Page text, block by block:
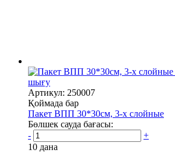
шығу
Артикул: 250007
Қоймада бар
Пакет ВПП 30*30см, 3-х слойные
Бөлшек сауда бағасы:
-
+
10 дана